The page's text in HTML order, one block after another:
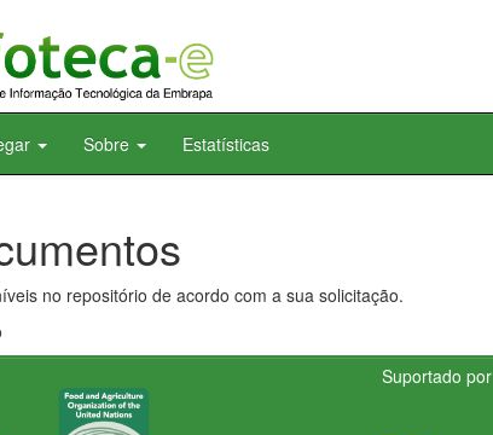
Sobre Estatísticas
no repositório de acordo com a sua solicitação.
Suportado por